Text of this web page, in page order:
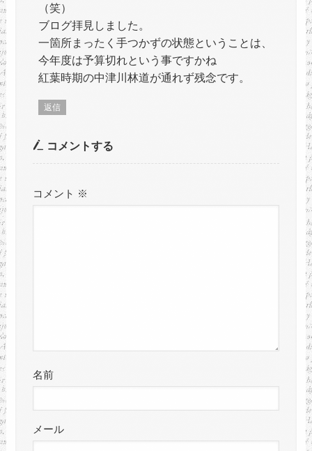
（笑）
ブログ拝見しました。
一箇所まったく手つかずの状態ということは、
今年度は予算切れという事ですかね
紅葉時期の中津川林道が通れず残念です。
返信
コメントする
コメント ※
名前
メール